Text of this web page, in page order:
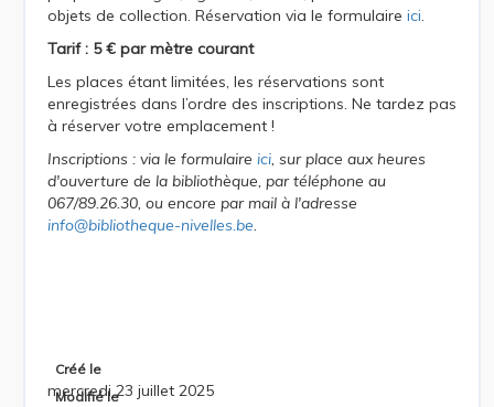
objets de collection. Réservation via le formulaire ici.
Tarif : 5 € par mètre courant
Les places étant limitées, les réservations sont
enregistrées dans l’ordre des inscriptions. Ne tardez pas
à réserver votre emplacement !
Inscriptions : via le formulaire ici, sur place aux heures
d'ouverture de la bibliothèque, par téléphone au
067/89.26.30, ou encore par mail à l'adresse
info@bibliotheque-nivelles.be.
Créé le
mercredi 23 juillet 2025
Modifié le